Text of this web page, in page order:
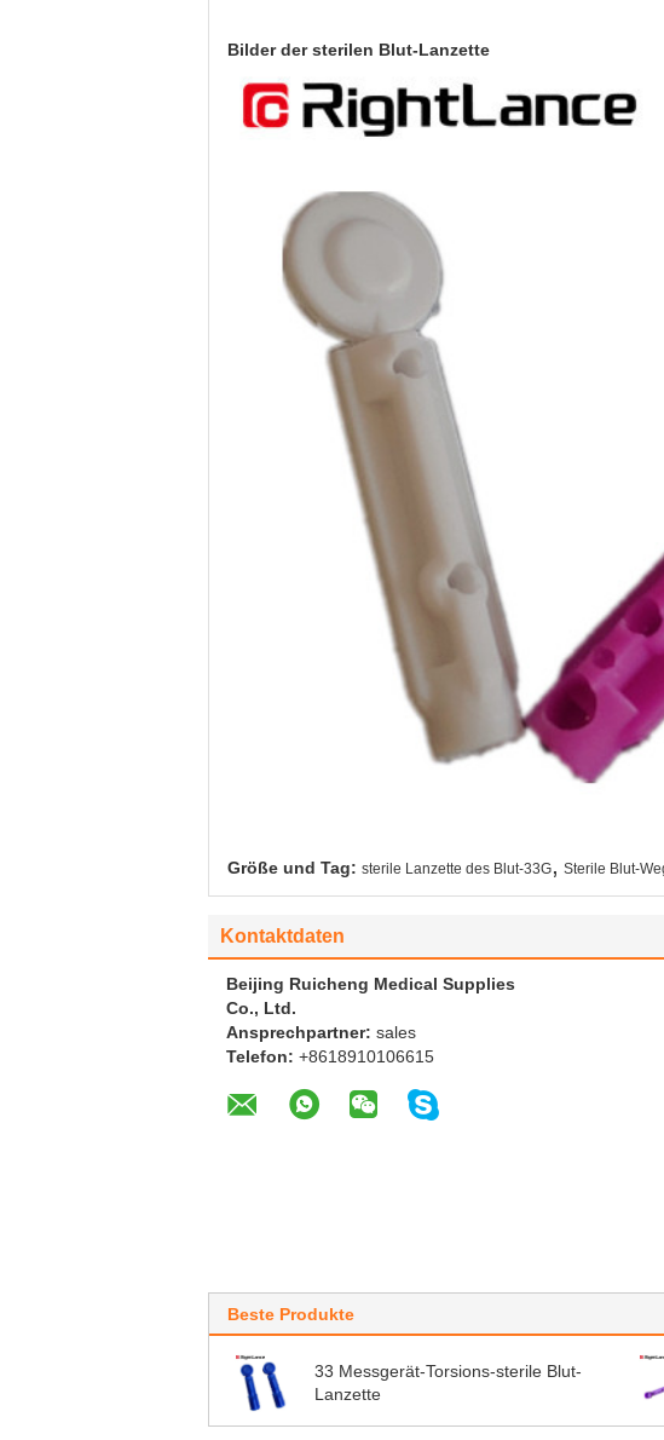
Bilder der sterilen Blut-Lanzette
Größe und Tag: sterile Lanzette des Blut-33G, Sterile Blut-
Kontaktdaten
Beijing Ruicheng Medical Supplies
Co., Ltd.
Ansprechpartner: sales
Telefon: +8618910106615
Beste Produkte
33 Messgerät-Torsions-sterile Blut-
Lanzette